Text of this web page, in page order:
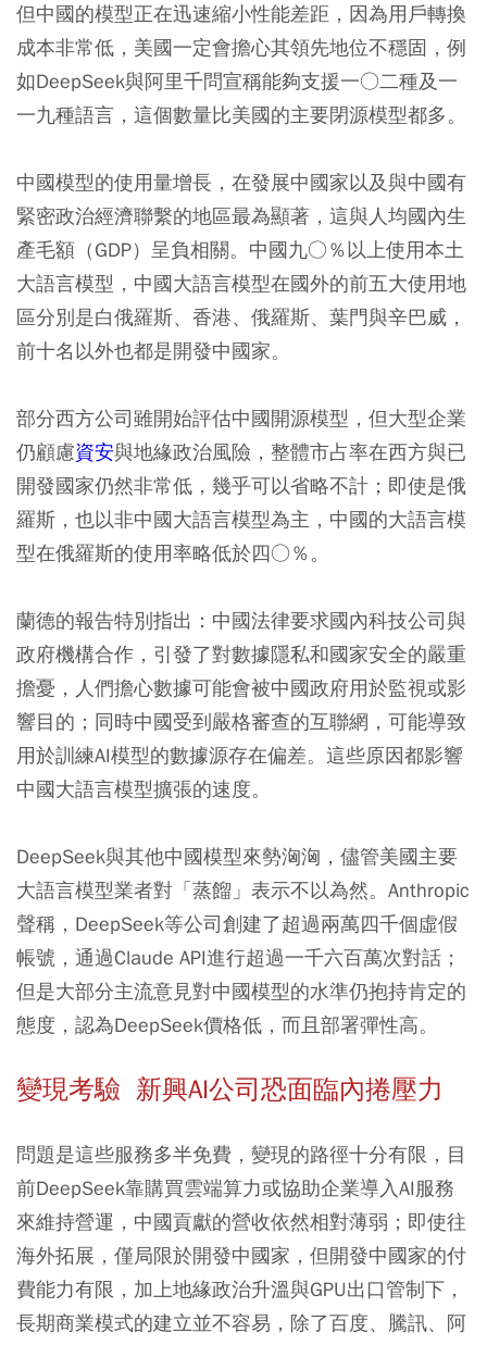
但中國的模型正在迅速縮小性能差距，因為用戶轉換
成本非常低，美國一定會擔心其領先地位不穩固，例
如DeepSeek與阿里千問宣稱能夠支援一○二種及一
一九種語言，這個數量比美國的主要閉源模型都多。
中國模型的使用量增長，在發展中國家以及與中國有
緊密政治經濟聯繫的地區最為顯著，這與人均國內生
產毛額（GDP）呈負相關。中國九○％以上使用本土
大語言模型，中國大語言模型在國外的前五大使用地
區分別是白俄羅斯、香港、俄羅斯、葉門與辛巴威，
前十名以外也都是開發中國家。
部分西方公司雖開始評估中國開源模型，但大型企業
仍顧慮資安與地緣政治風險，整體市占率在西方與已
開發國家仍然非常低，幾乎可以省略不計；即使是俄
羅斯，也以非中國大語言模型為主，中國的大語言模
型在俄羅斯的使用率略低於四○％。
蘭德的報告特別指出：中國法律要求國內科技公司與
政府機構合作，引發了對數據隱私和國家安全的嚴重
擔憂，人們擔心數據可能會被中國政府用於監視或影
響目的；同時中國受到嚴格審查的互聯網，可能導致
用於訓練AI模型的數據源存在偏差。這些原因都影響
中國大語言模型擴張的速度。
DeepSeek與其他中國模型來勢洶洶，儘管美國主要
大語言模型業者對「蒸餾」表示不以為然。Anthropic
聲稱，DeepSeek等公司創建了超過兩萬四千個虛假
帳號，通過Claude API進行超過一千六百萬次對話；
但是大部分主流意見對中國模型的水準仍抱持肯定的
態度，認為DeepSeek價格低，而且部署彈性高。
變現考驗 新興AI公司恐面臨內捲壓力
問題是這些服務多半免費，變現的路徑十分有限，目
前DeepSeek靠購買雲端算力或協助企業導入AI服務
來維持營運，中國貢獻的營收依然相對薄弱；即使往
海外拓展，僅局限於開發中國家，但開發中國家的付
費能力有限，加上地緣政治升溫與GPU出口管制下，
長期商業模式的建立並不容易，除了百度、騰訊、阿